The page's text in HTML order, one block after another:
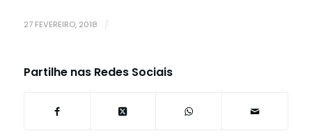
27 FEVEREIRO, 2018 /
Partilhe nas Redes Sociais